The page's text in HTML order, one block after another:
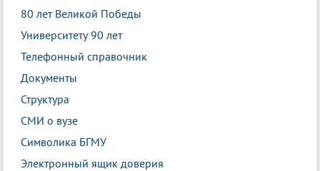
80 лет Великой Победы
Университету 90 лет
Телефонный справочник
Документы
Структура
СМИ о вузе
Символика БГМУ
Электронный ящик доверия